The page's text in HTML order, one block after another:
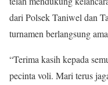
dari Polsek Taniwel dan
turnamen berlangsung
“Terima kasih kepada
pecinta voli. Mari terus